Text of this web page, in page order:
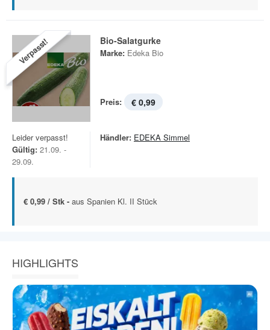
Verpasst! Bio-Salatgurke
Marke: Edeka Bio
Preis: € 0,99
Leider verpasst!
Gültig: 21.09. -
29.09.
Händler: EDEKA Simmel
€ 0,99 / Stk - aus Spanien Kl. II Stück
HIGHLIGHTS